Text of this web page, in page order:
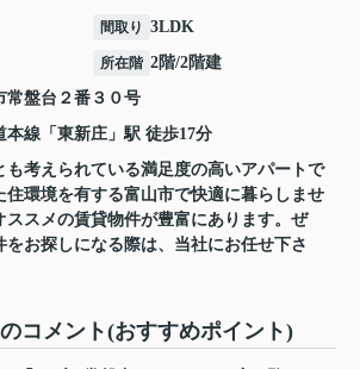
間取り 3LDK
所在階 2階/2階建
常盤台 ２番３０号
本線 「 東新庄 」駅 徒歩17分
も考えられている満足度の高いアパートで
住環境を有する富山市で快適に暮らしませ
ススメの賃貸物件が豊富にあります。ぜ
をお探しになる際は、当社にお任せ下さ
コメント(おすすめポイント)